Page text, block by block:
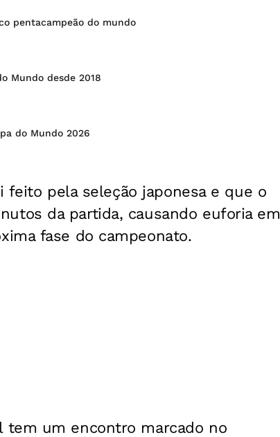
pentacampeão do mundo
Mundo desde 2018
do Mundo 2026
feito pela seleção japonesa e que o
da partida, causando euforia em
fase do campeonato.
tem um encontro marcado no